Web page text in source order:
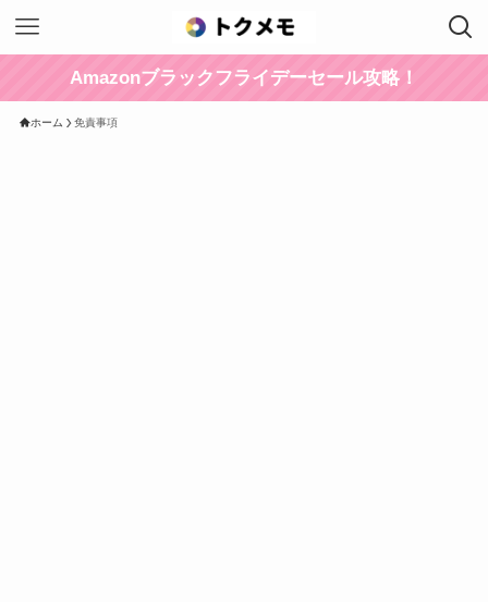
Amazonブラックフライデーセール攻略！
ホーム 免責事項